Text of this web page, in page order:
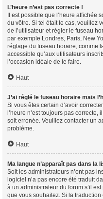
L’heure n’est pas correcte !
Il est possible que l’heure affichée
du vôtre. Si tel était le cas, veuillez
de l’utilisateur et régler le fuseau
par exemple Londres, Paris, New
réglage du fuseau horaire, comme
accessible qu’aux utilisateurs
l’occasion idéale de le faire.
Haut
J’ai réglé le fuseau horaire mais
Si vous êtes certain d’avoir
l’heure n’est toujours pas
soit erronée. Veuillez contacter un
problème.
Haut
Ma langue n’apparaît pas dans la
Soit les administrateurs n’ont pas
logiciel n’a pas encore été traduit
à un administrateur du forum s’il
que vous souhaitez. Si la